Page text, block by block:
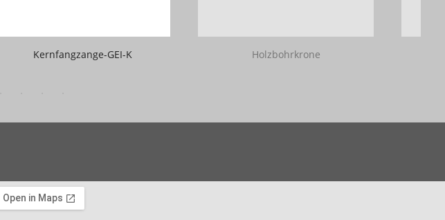
Kernfangzange-GEI-K Holzbohrkrone